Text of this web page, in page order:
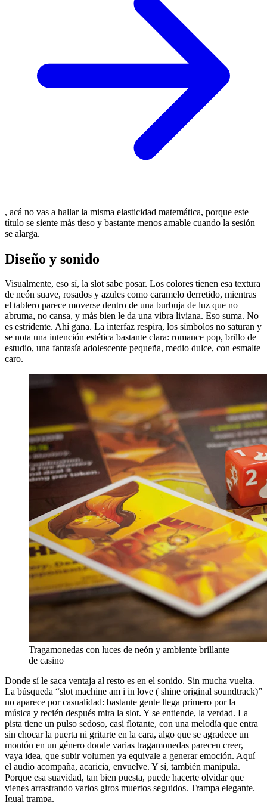
, acá no vas a hallar la misma elasticidad matemática, porque este
título se siente más tieso y bastante menos amable cuando la sesión
se alarga.
Diseño y sonido
Visualmente, eso sí, la slot sabe posar. Los colores tienen esa textura
de neón suave, rosados y azules como caramelo derretido, mientras
el tablero parece moverse dentro de una burbuja de luz que no
abruma, no cansa, y más bien le da una vibra liviana. Eso suma. No
es estridente. Ahí gana. La interfaz respira, los símbolos no saturan y
se nota una intención estética bastante clara: romance pop, brillo de
estudio, una fantasía adolescente pequeña, medio dulce, con esmalte
caro.
Tragamonedas con luces de neón y ambiente brillante
de casino
Donde sí le saca ventaja al resto es en el sonido. Sin mucha vuelta.
La búsqueda “slot machine am i in love ( shine original soundtrack)”
no aparece por casualidad: bastante gente llega primero por la
música y recién después mira la slot. Y se entiende, la verdad. La
pista tiene un pulso sedoso, casi flotante, con una melodía que entra
sin chocar la puerta ni gritarte en la cara, algo que se agradece un
montón en un género donde varias tragamonedas parecen creer,
vaya idea, que subir volumen ya equivale a generar emoción. Aquí
el audio acompaña, acaricia, envuelve. Y sí, también manipula.
Porque esa suavidad, tan bien puesta, puede hacerte olvidar que
vienes arrastrando varios giros muertos seguidos. Trampa elegante.
Igual trampa.